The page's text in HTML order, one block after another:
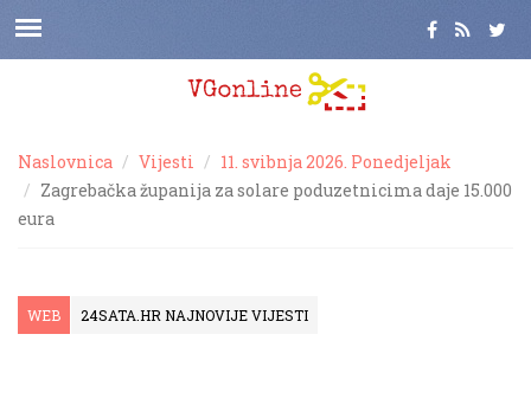
Naslovnica Vijesti
11. svibnja 2026. Ponedjeljak
Zagrebačka županija za solare poduzetnicima daje 15.000
eura
WEB 24SATA.HR NAJNOVIJE VIJESTI